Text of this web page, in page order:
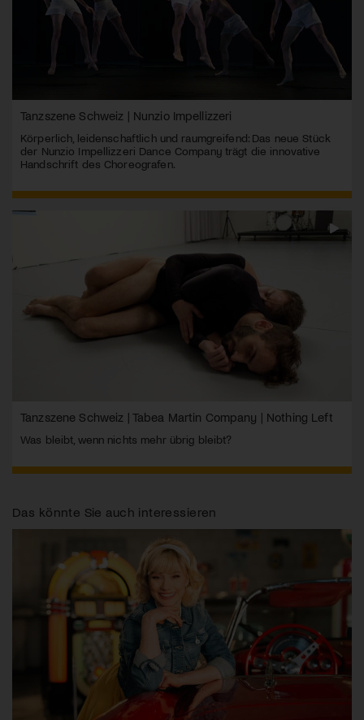
Tanzszene Schweiz | Nunzio Impellizzeri
Körperlich, leidenschaftlich und raumgreifend: Das neue Stück
der Nunzio Impellizzeri Dance Company trägt die innovative
Handschrift des Choreografen.
Tanzszene Schweiz | Tabea Martin Company | Nothing Left
Was bleibt, wenn nichts mehr übrig bleibt?
Das könnte Sie auch interessieren